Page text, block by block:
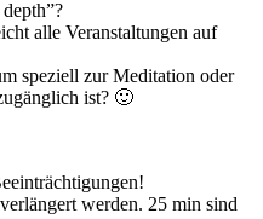
alle Veranstaltungen auf
speziell zur Meditation oder
ist? 🙂
werden. 25 min sind